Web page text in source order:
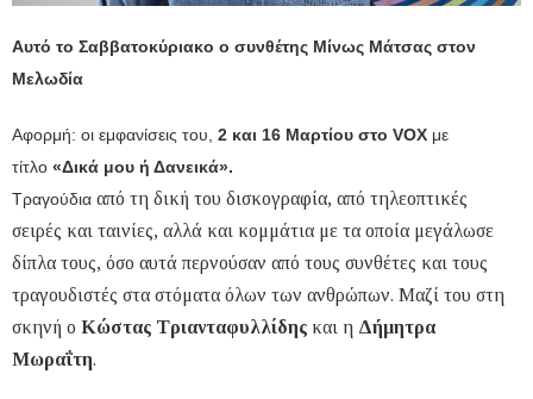
Αυτό το Σαββατοκύριακο o συνθέτης Μίνως Μάτσας στον
Μελωδία
Αφορμή: οι εμφανίσεις του, 2 και 16 Μαρτίου στο VOX με
τίτλο «Δικά μου ή Δανεικά».
Τραγούδια από τη δική του δισκογραφία, από τηλεοπτικές
σειρές και ταινίες, αλλά και κομμάτια με τα οποία μεγάλωσε
δίπλα τους, όσο αυτά περνούσαν από τους συνθέτες και τους
τραγουδιστές στα στόματα όλων των ανθρώπων. Μαζί του στη
σκηνή ο Κώστας Τριανταφυλλίδης και η Δήμητρα
Μωραΐτη.